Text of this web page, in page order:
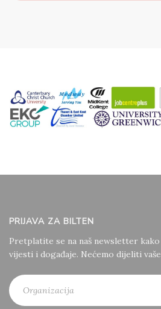
PRIJAVA ZA BILTEN
Pretplatite se na naš newsletter
vijesti i događaje. Nećemo dijeliti